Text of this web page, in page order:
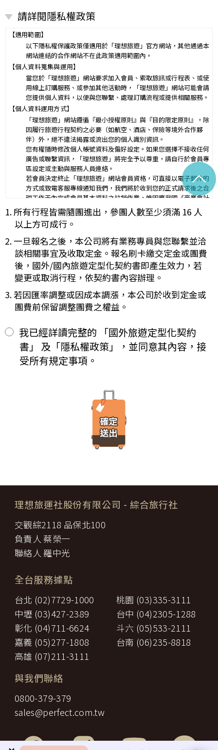
營業所：
甲乙雙方同意就本旅遊事項，依下列約定辦理。
第一條（國外旅遊之意義）
本契約所謂國外旅遊，係指到中華民國疆域以外其他國家或地區旅
遊。
赴中國大陸旅行者，準用本旅遊契約之約定。
第二條（適用之範圍及順序）
甲乙雙方關於本旅遊之權利義務，依本契約條款之約定定之；本契約
中未約定者，適用中華民國有關法令之規定。
第三條（旅遊團名稱、旅遊行程及廣告責任）
本旅遊團名稱為____________________
一、 旅遊地區（國家、城市或觀光地點）：________
二、
行程（啟程出發地點、回程之終止地點、日期、交通工具、住
宿旅館、餐飲、遊覽、安排購物行程及其所附隨之服務說
明）：_________
與本契約有關之附件、廣告、宣傳文件、行程表或說明會之說明內容
均視為本契約內容之一部分。乙方應確保廣告內容之真實，對甲方所
負之義務不得低於廣告之內容。
第一項記載得以所刊登之廣告、宣傳文件、行程表或說明會之說明內
未記載第一項內容或記載之內容與刊登廣告、宣傳文件、行程表或說
明會之說明記載不符者，以最有利於甲方之內容為準。
第四條（集合及出發時地）
甲方應於民國_____年_____月_____日_____時_____分於
__________準時集合出發。甲方未準時到約定地點集合致未能出
發，亦未能中途加入旅遊者，視為甲方任意解除契約，乙方得依第十
三條之約定，行使損害賠償請求權。
第五條（旅遊費用及付款方式）
旅遊費用：______________________
除雙方有特別約定者外，甲方應依下列約定繳付：
一、
簽訂本契約時，甲方應以_______(現金、信用卡、轉帳、支票
二、
其餘款項以_______ (現金、信用卡、轉帳、支票等方式)於出發
前三日或說明會時繳清。
前項之特別約定，除經雙方同意並增訂其他協議事項於本契約第三十
七條，乙方不得以任何名義要求增加旅遊費用。
第六條（旅客怠於給付旅遊費用之效力）
之費用，依第十三條約定辦理；乙方如有其他損害，並得請求賠償。
旅遊需甲方之行為始能完成，而甲方不為其行為者，乙方得定相當期
限，催告甲方為之。甲方逾期不為其行為者，乙方得終止契約，並得
請求賠償因契約終止而生之損害。
旅遊開始後，乙方依前項規定終止契約時，甲方得請求乙方墊付費用
甲方依第五條約定繳納之旅遊費用，除雙方依第三十七條另有約定以
一、
代辦證件之行政規費：乙方代理甲方辦理出國所需之手續費及
二、交通運輸費：旅程所需各種交通運輸之費用。
餐飲費：旅程中所列應由乙方安排之餐飲費用。
四、
住宿費：旅程中所列住宿及旅館之費用，如甲方需要單人房，
經乙方同意安排者，甲方應補繳所需差額。
六、
用。
七、 送費用及團體行李接送人員之小費，行李數量之重量依航空公
司規定辦理。
八、 稅捐：各地機場服務稅捐及團體餐宿稅捐。
九、 服務費：領隊及其他乙方為甲方安排服務人員之報酬。
十、 保險費：責任保險及履約保證保險。
前項第二款交通運輸費及第五款遊覽費用，其費用於契約簽訂後經政
府機關或經營管理業者公布調高或調低逾百分之十者，應由甲方補
第一項第二款至第五款之年長者門票減免、兒童住宿不佔床及各項優
求如實退還差額。
第九條（旅遊費用所未涵蓋項目）
第五條之旅遊費用，除雙方依第三十七條另有約定者外，不包含下列
一、非本旅遊契約所列行程之一切費用。
甲方之個人費用：如自費行程費用、行李超重費、飲料及酒
請詳閱隱私權政策
【適用範圍】
以下隱私權保護政策僅適用於「理想旅遊」官方網站，其他通過本
網站連結的合作網站不在此政策適用範圍內。
【個人資料蒐集與運用】
當您於「理想旅遊」網站要求加入會員、索取旅訊或行程表、或使
用線上訂購服務、或參加其他活動時，「理想旅遊」網站可能會請
您提供個人資料，以便與您聯繫、處理訂購流程或提供相關服務。
【個人資料運用方式】
「理想旅遊」網站遵循『最小授權原則』與『目的限定原則』，除
因履行旅遊行程契約之必要（如航空、酒店、保險等境外合作夥
伴）外，絕不違法揭露或流出您的個人識別資訊。
您有權隨時修改個人帳號資料及偏好設定。如果您選擇不接收任何
廣告或聯繫資訊，「理想旅遊」將完全予以尊重，請自行於會員專
區設定或主動與服務人員連絡。
若會員決定終止「理想旅遊」網站會員資格，可直接以電子郵件的
方式或致電客服專線通知我們，我們將於收到您的正式請求後之合
理工作天內完成會員基本資料之註銷作業，惟因應我國《商業會計
法》及《稅捐稽徵法》之法定保存年限要求，相關交易憑證與帳務
紀錄將於法定保存期限屆滿後自動進行安全銷毀，不在此限。自終
止「理想旅遊」網站會員身份之日起（以本站系統發出之確認電子
郵件為準），您將即刻喪失所有本服務所提供之尊榮優惠及權益。
【Cookies 的運用政策】
為提供個人化的服務，本資訊網會使用 Cookies 技術來儲存並在
某些時候追蹤使用者的資料。本網站使用 Cookies 大多僅基於輔
助作用，例如儲存您偏好的特定種類資料，或儲存相關密碼以方便
您上網至本行網站時不必每次再輸入密碼…等。
※ Cookies 是網站伺服器用來和使用者瀏覽器進行溝通的一種技術，
它可能在使用者的電腦中儲存某些資訊，大部分 Cookies 的有效
定，取消或限制此項功能。
「理想旅遊」網站自動接收並紀錄您瀏覽或查詢時所產生的相關記
錄，這是系統本身所自行記錄的行為，記錄包括您使用連線設備的
IP 位址、使用時間、使用的瀏覽器、瀏覽及點選資料紀錄…等。這
些系統自動記錄的資料無法直接辨識個人身份，僅用於分析網站流
當您經由「理想旅遊」網站交易平台進行線上報名，為瞭解您購買
產品或服務的類別與數量，以及付款人、收受貨款資料，「理想旅
遊」網站將會以線上或離線方式，蒐集您主動提供所購買產品或服
務內容（如品名、數量、金額等）、付款人資料（如姓名、電子郵
件、地址、郵遞區號、電話、生日、性別、職業和個人興趣等）、
收貨人資料（如姓名、電話、地址、郵遞區號等）、付款資料（如
GlobalTrust SSL 網站伺服器數位憑證機制，您的訂單在線上交易
理（即表示您傳送的資料正經過 SSL 保密機制的防護中，就算中
【隱私權保護政策修訂】
「理想旅遊」網站保有修訂本政策之權利。當「理想旅遊」網站在
使用個人資料的規定上作出大修改時，會在網頁上張貼告示，通知
您相關事項。
尊重智慧財產權為全民應盡義務，「理想旅遊」網站所有程式、網
產權，任何人不得逕自使用、修改、重製、公開播送、改作、散
布、發行、公開發表、進行還原工程、解編或反向組譯。若需引用
或轉載，請事先依法取得「理想旅遊」或相關權利人之書面同意。
【我們對保護您隱私權的承諾】
為確保您的個人資料安全，我們傳遞所有隱私權與安全準則予「理
想旅遊」公司員工，並在公司內落實隱私權防護措施。
【隱私權問題】
本服務條款之解釋與適用，以及相關爭議，均應依照中華民國法律
予以處理，並以台灣台北地方法院為第一審管轄法院。若您對在
繫。
1. 所有行程皆需隨團進出，參團人數至少須滿 16 人
以上方可成行。
2. 一旦報名之後，本公司將有業務專員與您聯繫並洽
談相關事宜及收取定金。報名刷卡繳交定金或團費
後，國外/國內旅遊定型化契約書即產生效力，若
變更或取消行程，依契約書內容辦理。
3. 若因匯率調整或因成本調漲，本公司於收到定金或
團費前保留調整團費之權益。
我已經詳讀完整的 「國外旅遊定型化契約
書」 及「隱私權政策」，並同意其內容，接
受所有規定事項。
理想旅運社股份有限公司 - 綜合旅行社
交觀綜2118 品保北100
負責人 蔡榮一
聯絡人 羅中光
全台服務據點
台北 (02)7729-1000
桃園 (03)335-3111
中壢 (03)427-2389
台中 (04)2305-1288
彰化 (04)711-6624
斗六 (05)533-2111
嘉義 (05)277-1808
台南 (06)235-8818
高雄 (07)211-3111
與我們聯絡
0800-379-379
sales@perfect.com.tw
^